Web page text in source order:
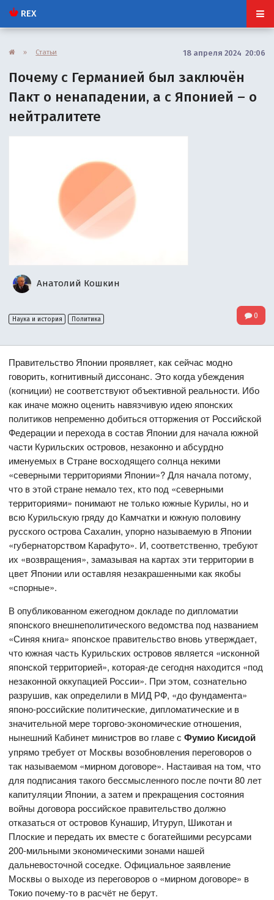
REX
» Статьи 18 апреля 2024 20:06
Почему с Германией был заключён
Пакт о ненападении, а с Японией – о
нейтралитете
Анатолий Кошкин
Наука и история Политика 0
Правительство Японии проявляет, как сейчас модно
говорить, когнитивный диссонанс. Это когда убеждения
(когниции) не соответствуют объективной реальности. Ибо
как иначе можно оценить навязчивую идею японских
политиков непременно добиться отторжения от Российской
Федерации и перехода в состав Японии для начала южной
части Курильских островов, незаконно и абсурдно
именуемых в Стране восходящего солнца некими
«северными территориями Японии»? Для начала потому,
что в этой стране немало тех, кто под «северными
территориями» понимают не только южные Курилы, но и
всю Курильскую гряду до Камчатки и южную половину
русского острова Сахалин, упорно называемую в Японии
«губернаторством Карафуто». И, соответственно, требуют
их «возвращения», замазывая на картах эти территории в
цвет Японии или оставляя незакрашенными как якобы
«спорные».
В опубликованном ежегодном докладе по дипломатии
японского внешнеполитического ведомства под названием
«Синяя книга» японское правительство вновь утверждает,
что южная часть Курильских островов является «исконной
японской территорией», которая-де сегодня находится «под
незаконной оккупацией России». При этом, сознательно
разрушив, как определили в МИД РФ, «до фундамента»
японо-российские политические, дипломатические и в
значительной мере торгово-экономические отношения,
нынешний Кабинет министров во главе сФумио Кисидой
упрямо требует от Москвы возобновления переговоров о
так называемом «мирном договоре». Настаивая на том, что
для подписания такого бессмысленного после почти 80 лет
капитуляции Японии, а затем и прекращения состояния
войны договора российское правительство должно
отказаться от островов Кунашир, Итуруп, Шикотан и
Плоские и передать их вместе с богатейшими ресурсами
200-мильными экономическими зонами нашей
дальневосточной соседке. Официальное заявление
Москвы о выходе из переговоров о «мирном договоре» в
Токио почему-то в расчёт не берут.